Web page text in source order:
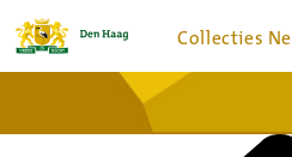
Collecties